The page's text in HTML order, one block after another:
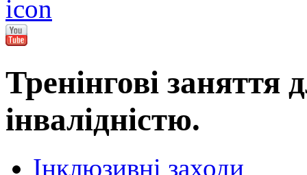
Тренінгові заняття
інвалідністю.
Інклюзивні заходи